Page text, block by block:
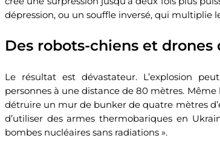
dépression, ou un souffle inversé, qui multiplie
Des robots-chiens et
Le résultat est dévastateur. L’explosion
personnes à une distance de 80 mètres. Même
détruire un mur de bunker de quatre mètres
d’utiliser des armes thermobariques en
bombes nucléaires sans radiations ».